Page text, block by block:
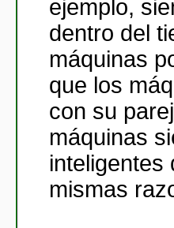
ejemplo,
dentro del
máquinas
que los
con su
máquinas
inteligentes
mismas